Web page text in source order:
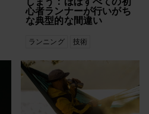
心拍トレーニング
睡眠と回復
トレーニング
トレイルランニング
ヒルランニング
ペース
ボクシング
心者ランナーが行いがち
な典型的な間違い
ランニング 技術